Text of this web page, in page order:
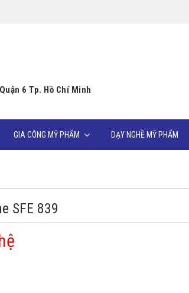
6 Tp. Hồ Chí Minh
GIA CÔNG MỸ PHẨM DẠY NGHỀ MỸ PHẨM
SFE 839